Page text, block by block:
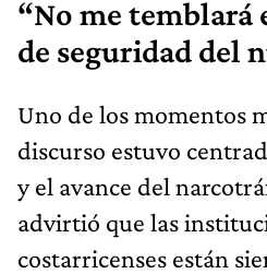
“No me temblará
de seguridad del
Uno de los momentos
discurso estuvo
y el avance del
advirtió que las
costarricenses están